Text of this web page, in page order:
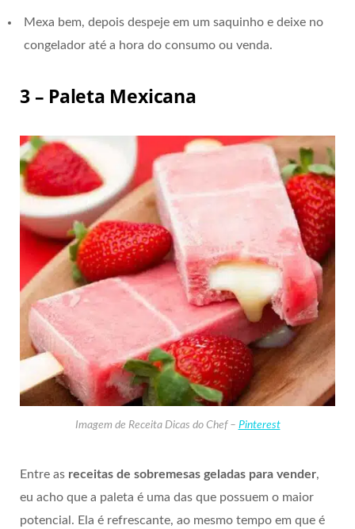
Mexa bem, depois despeje em um saquinho e deixe no
congelador até a hora do consumo ou venda.
3 – Paleta Mexicana
Imagem de Receita Dicas do Chef – Pinterest
Entre as receitas de sobremesas geladas para vender,
eu acho que a paleta é uma das que possuem o maior
potencial. Ela é refrescante, ao mesmo tempo em que é